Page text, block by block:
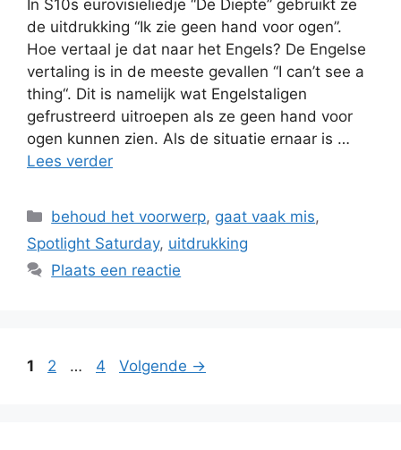
In S10s eurovisieliedje “De Diepte” gebruikt ze
de uitdrukking “Ik zie geen hand voor ogen”.
Hoe vertaal je dat naar het Engels? De Engelse
vertaling is in de meeste gevallen “I can’t see a
thing“. Dit is namelijk wat Engelstaligen
gefrustreerd uitroepen als ze geen hand voor
ogen kunnen zien. Als de situatie ernaar is …
Lees verder
Categorieën
behoud het voorwerp, gaat vaak mis,
Spotlight Saturday, uitdrukking
Plaats een reactie
Pagina
1 Pagina
2 … Pagina
4 Volgende →